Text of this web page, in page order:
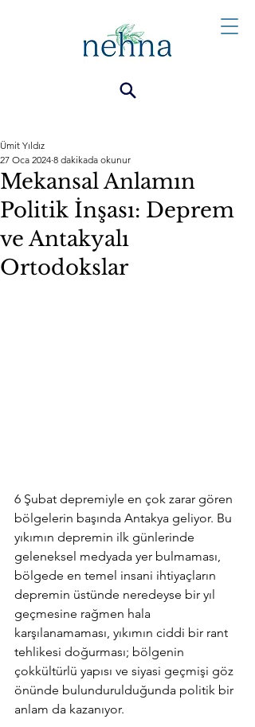
Mekansal Anlamın
Politik İnşası: Deprem
ve Antakyalı
Ortodokslar
Ümit Yıldız
27 Oca 2024 8 dakikada okunur
6 Şubat depremiyle en çok zarar gören
bölgelerin başında Antakya geliyor. Bu
yıkımın depremin ilk günlerinde
geleneksel medyada yer bulmaması,
bölgede en temel insani ihtiyaçların
depremin üstünde neredeyse bir yıl
geçmesine rağmen hala
karşılanamaması, yıkımın ciddi bir rant
tehlikesi doğurması; bölgenin
çokkültürlü yapısı ve siyasi geçmişi göz
önünde bulundurulduğunda politik bir
anlam da kazanıyor.